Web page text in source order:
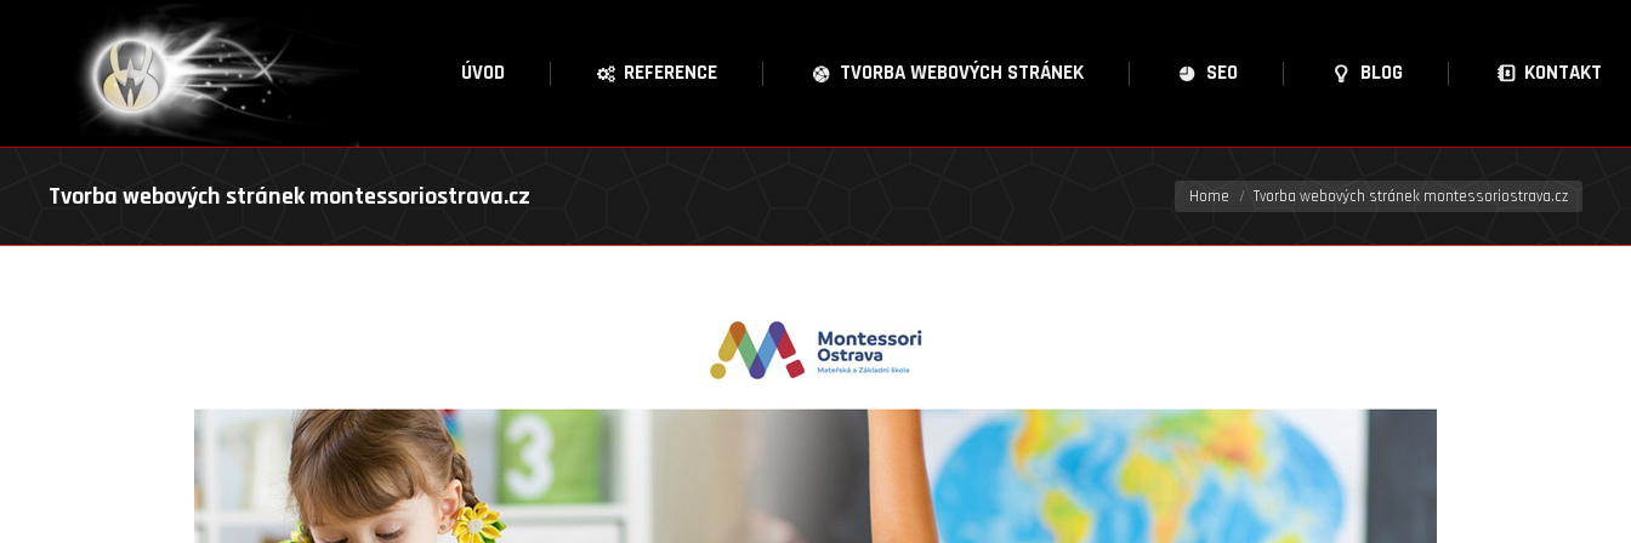
ÚVOD REFERENCE TVORBA WEBOVÝCH STRÁNEK SEO BLOG KONTAKT
Tvorba webových stránek montessoriostrava.cz You are here:
Home Tvorba webových stránek montessoriostrava.cz